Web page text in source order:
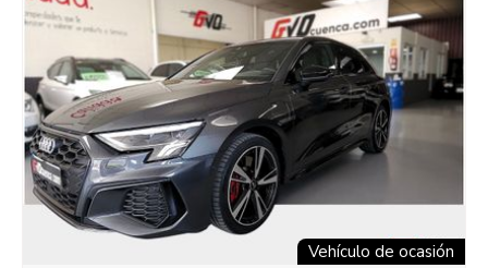
Vehículo de ocasión